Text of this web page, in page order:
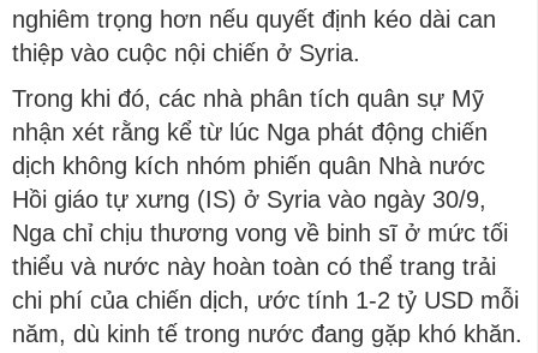
nghiêm trọng hơn nếu quyết định kéo dài can
thiệp vào cuộc nội chiến ở Syria.
Trong khi đó, các nhà phân tích quân sự Mỹ
nhận xét rằng kể từ lúc Nga phát động chiến
dịch không kích nhóm phiến quân Nhà nước
Hồi giáo tự xưng (IS) ở Syria vào ngày 30/9,
Nga chỉ chịu thương vong về binh sĩ ở mức tối
thiểu và nước này hoàn toàn có thể trang trải
chi phí của chiến dịch, ước tính 1-2 tỷ USD mỗi
năm, dù kinh tế trong nước đang gặp khó khăn.